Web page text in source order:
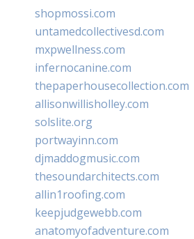
shopmossi.com
untamedcollectivesd.com
mxpwellness.com
infernocanine.com
thepaperhousecollection.com
allisonwillisholley.com
solslite.org
portwayinn.com
djmaddogmusic.com
thesoundarchitects.com
allin1roofing.com
keepjudgewebb.com
anatomyofadventure.com